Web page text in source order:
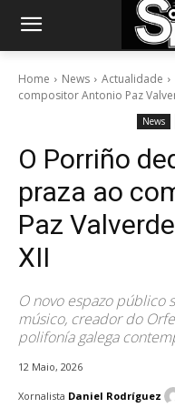
Home News Actualidade
compositor Antonio Paz
News
O Porriño
praza ao
Paz
XII
O novo espazo público
músico, creador do
polifonía galega
12 Maio, 2026
Xornalista Daniel Rodríguez